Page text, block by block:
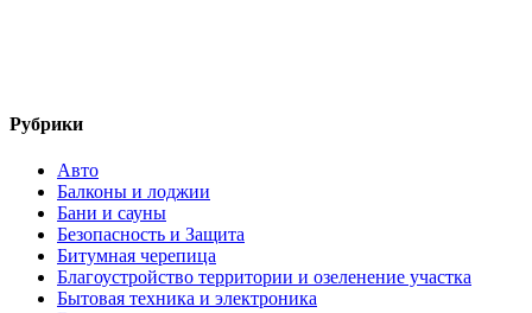
Рубрики
Авто
Балконы и лоджии
Бани и сауны
Безопасность и Защита
Битумная черепица
Благоустройство территории и озеленение участка
Бытовая техника и электроника